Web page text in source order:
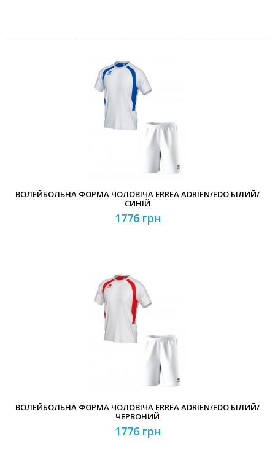
ВОЛЕЙБОЛЬНА ФОРМА ЧОЛОВІЧА ERREA ADRIEN/EDO БІЛИЙ/
СИНІЙ
1776 грн
ВОЛЕЙБОЛЬНА ФОРМА ЧОЛОВІЧА ERREA ADRIEN/EDO БІЛИЙ/
ЧЕРВОНИЙ
1776 грн